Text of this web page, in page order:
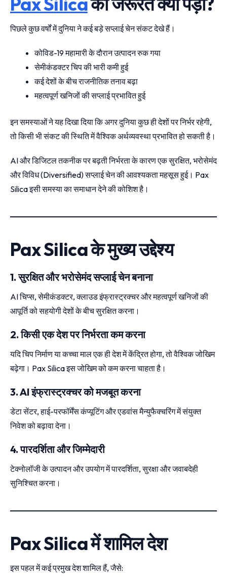
पिछले कुछ वर्षों में दुनिया ने कई बड़े सप्लाई चेन संकट देखे हैं।
कोविड-19 महामारी के दौरान उत्पादन रुक गया
सेमीकंडक्टर चिप की भारी कमी हुई
कई देशों के बीच राजनीतिक तनाव बढ़ा
महत्वपूर्ण खनिजों की सप्लाई प्रभावित हुई
इन समस्याओं ने यह दिखा दिया कि अगर दुनिया कुछ ही देशों पर निर्भर रहेगी,
तो किसी भी संकट की स्थिति में वैश्विक अर्थव्यवस्था प्रभावित हो सकती है।
AI और डिजिटल तकनीक पर बढ़ती निर्भरता के कारण एक सुरक्षित, भरोसेमंद
और विविध (Diversified) सप्लाई चेन की आवश्यकता महसूस हुई। Pax
Silica इसी समस्या का समाधान देने की कोशिश है।
Pax Silica के मुख्य उद्देश्य
1. सुरक्षित और भरोसेमंद सप्लाई चेन बनाना
AI चिप्स, सेमीकंडक्टर, क्लाउड इंफ्रास्ट्रक्चर और महत्वपूर्ण खनिजों की
आपूर्ति को सहयोगी देशों के बीच सुरक्षित करना।
2. किसी एक देश पर निर्भरता कम करना
यदि चिप निर्माण या कच्चा माल एक ही देश में केंद्रित होगा, तो वैश्विक जोखिम
बढ़ेगा। Pax Silica इस जोखिम को कम करना चाहता है।
3. AI इंफ्रास्ट्रक्चर को मजबूत करना
डेटा सेंटर, हाई-परफॉर्मेंस कंप्यूटिंग और एडवांस मैन्युफैक्चरिंग में संयुक्त
निवेश को बढ़ावा देना।
4. पारदर्शिता और जिम्मेदारी
टेक्नोलॉजी के उत्पादन और उपयोग में पारदर्शिता, सुरक्षा और जवाबदेही
सुनिश्चित करना।
Pax Silica में शामिल देश
इस पहल में कई प्रमुख देश शामिल हैं, जैसे: